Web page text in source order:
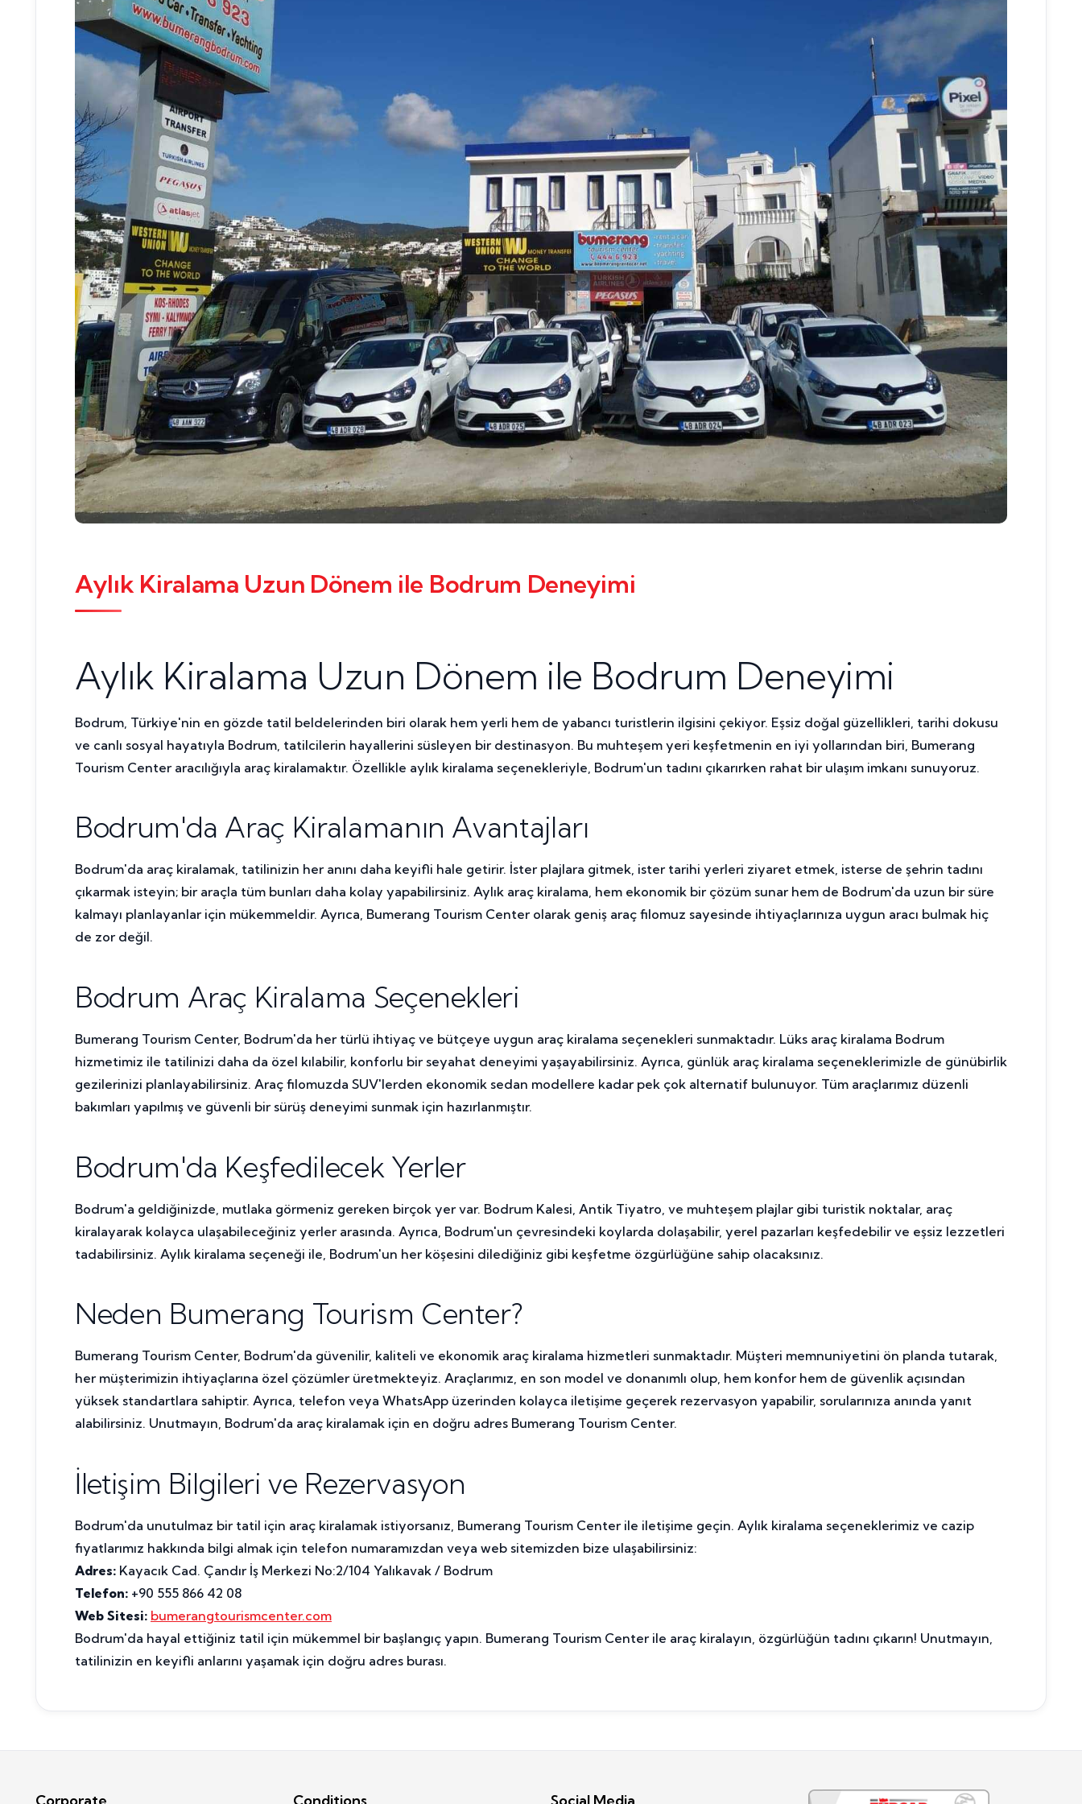
Aylık Kiralama Uzun Dönem ile Bodrum Deneyimi
Aylık Kiralama Uzun Dönem ile Bodrum Deneyimi
Bodrum, Türkiye'nin en gözde tatil beldelerinden biri olarak hem yerli hem de yabancı turistlerin ilgisini çekiyor. Eşsiz doğal güzellikleri, tarihi dokusu
ve canlı sosyal hayatıyla Bodrum, tatilcilerin hayallerini süsleyen bir destinasyon. Bu muhteşem yeri keşfetmenin en iyi yollarından biri, Bumerang
Tourism Center aracılığıyla araç kiralamaktır. Özellikle aylık kiralama seçenekleriyle, Bodrum'un tadını çıkarırken rahat bir ulaşım imkanı sunuyoruz.
Bodrum'da Araç Kiralamanın Avantajları
Bodrum'da araç kiralamak, tatilinizin her anını daha keyifli hale getirir. İster plajlara gitmek, ister tarihi yerleri ziyaret etmek, isterse de şehrin tadını
çıkarmak isteyin; bir araçla tüm bunları daha kolay yapabilirsiniz. Aylık araç kiralama, hem ekonomik bir çözüm sunar hem de Bodrum'da uzun bir süre
kalmayı planlayanlar için mükemmeldir. Ayrıca, Bumerang Tourism Center olarak geniş araç filomuz sayesinde ihtiyaçlarınıza uygun aracı bulmak hiç
de zor değil.
Bodrum Araç Kiralama Seçenekleri
Bumerang Tourism Center, Bodrum'da her türlü ihtiyaç ve bütçeye uygun araç kiralama seçenekleri sunmaktadır. Lüks araç kiralama Bodrum
hizmetimiz ile tatilinizi daha da özel kılabilir, konforlu bir seyahat deneyimi yaşayabilirsiniz. Ayrıca, günlük araç kiralama seçeneklerimizle de günübirlik
gezilerinizi planlayabilirsiniz. Araç filomuzda SUV'lerden ekonomik sedan modellere kadar pek çok alternatif bulunuyor. Tüm araçlarımız düzenli
bakımları yapılmış ve güvenli bir sürüş deneyimi sunmak için hazırlanmıştır.
Bodrum'da Keşfedilecek Yerler
Bodrum'a geldiğinizde, mutlaka görmeniz gereken birçok yer var. Bodrum Kalesi, Antik Tiyatro, ve muhteşem plajlar gibi turistik noktalar, araç
kiralayarak kolayca ulaşabileceğiniz yerler arasında. Ayrıca, Bodrum'un çevresindeki koylarda dolaşabilir, yerel pazarları keşfedebilir ve eşsiz lezzetleri
tadabilirsiniz. Aylık kiralama seçeneği ile, Bodrum'un her köşesini dilediğiniz gibi keşfetme özgürlüğüne sahip olacaksınız.
Neden Bumerang Tourism Center?
Bumerang Tourism Center, Bodrum'da güvenilir, kaliteli ve ekonomik araç kiralama hizmetleri sunmaktadır. Müşteri memnuniyetini ön planda tutarak,
her müşterimizin ihtiyaçlarına özel çözümler üretmekteyiz. Araçlarımız, en son model ve donanımlı olup, hem konfor hem de güvenlik açısından
yüksek standartlara sahiptir. Ayrıca, telefon veya WhatsApp üzerinden kolayca iletişime geçerek rezervasyon yapabilir, sorularınıza anında yanıt
alabilirsiniz. Unutmayın, Bodrum'da araç kiralamak için en doğru adres Bumerang Tourism Center.
İletişim Bilgileri ve Rezervasyon
Bodrum'da unutulmaz bir tatil için araç kiralamak istiyorsanız, Bumerang Tourism Center ile iletişime geçin. Aylık kiralama seçeneklerimiz ve cazip
fiyatlarımız hakkında bilgi almak için telefon numaramızdan veya web sitemizden bize ulaşabilirsiniz:
Adres: Kayacık Cad. Çandır İş Merkezi No:2/104 Yalıkavak / Bodrum
Telefon: +90 555 866 42 08
Web Sitesi: bumerangtourismcenter.com
Bodrum'da hayal ettiğiniz tatil için mükemmel bir başlangıç yapın. Bumerang Tourism Center ile araç kiralayın, özgürlüğün tadını çıkarın! Unutmayın,
tatilinizin en keyifli anlarını yaşamak için doğru adres burası.